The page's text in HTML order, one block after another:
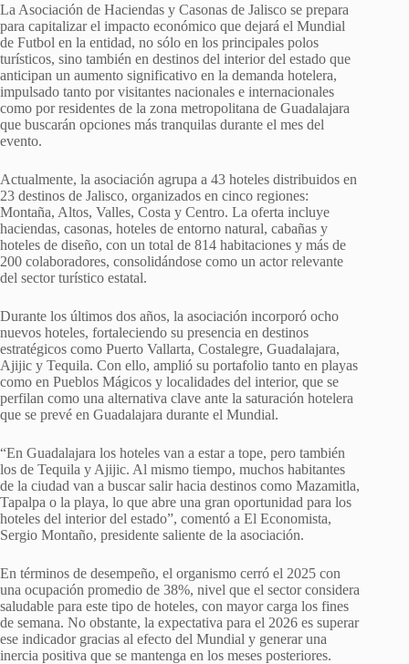
La Asociación de Haciendas y Casonas de Jalisco se prepara
para capitalizar el impacto económico que dejará el Mundial
de Futbol en la entidad, no sólo en los principales polos
turísticos, sino también en destinos del interior del estado que
anticipan un aumento significativo en la demanda hotelera,
impulsado tanto por visitantes nacionales e internacionales
como por residentes de la zona metropolitana de Guadalajara
que buscarán opciones más tranquilas durante el mes del
evento.
Actualmente, la asociación agrupa a 43 hoteles distribuidos en
23 destinos de Jalisco, organizados en cinco regiones:
Montaña, Altos, Valles, Costa y Centro. La oferta incluye
haciendas, casonas, hoteles de entorno natural, cabañas y
hoteles de diseño, con un total de 814 habitaciones y más de
200 colaboradores, consolidándose como un actor relevante
del sector turístico estatal.
Durante los últimos dos años, la asociación incorporó ocho
nuevos hoteles, fortaleciendo su presencia en destinos
estratégicos como Puerto Vallarta, Costalegre, Guadalajara,
Ajijic y Tequila. Con ello, amplió su portafolio tanto en playas
como en Pueblos Mágicos y localidades del interior, que se
perfilan como una alternativa clave ante la saturación hotelera
que se prevé en Guadalajara durante el Mundial.
“En Guadalajara los hoteles van a estar a tope, pero también
los de Tequila y Ajijic. Al mismo tiempo, muchos habitantes
de la ciudad van a buscar salir hacia destinos como Mazamitla,
Tapalpa o la playa, lo que abre una gran oportunidad para los
hoteles del interior del estado”, comentó a El Economista,
Sergio Montaño, presidente saliente de la asociación.
En términos de desempeño, el organismo cerró el 2025 con
una ocupación promedio de 38%, nivel que el sector considera
saludable para este tipo de hoteles, con mayor carga los fines
de semana. No obstante, la expectativa para el 2026 es superar
ese indicador gracias al efecto del Mundial y generar una
inercia positiva que se mantenga en los meses posteriores.